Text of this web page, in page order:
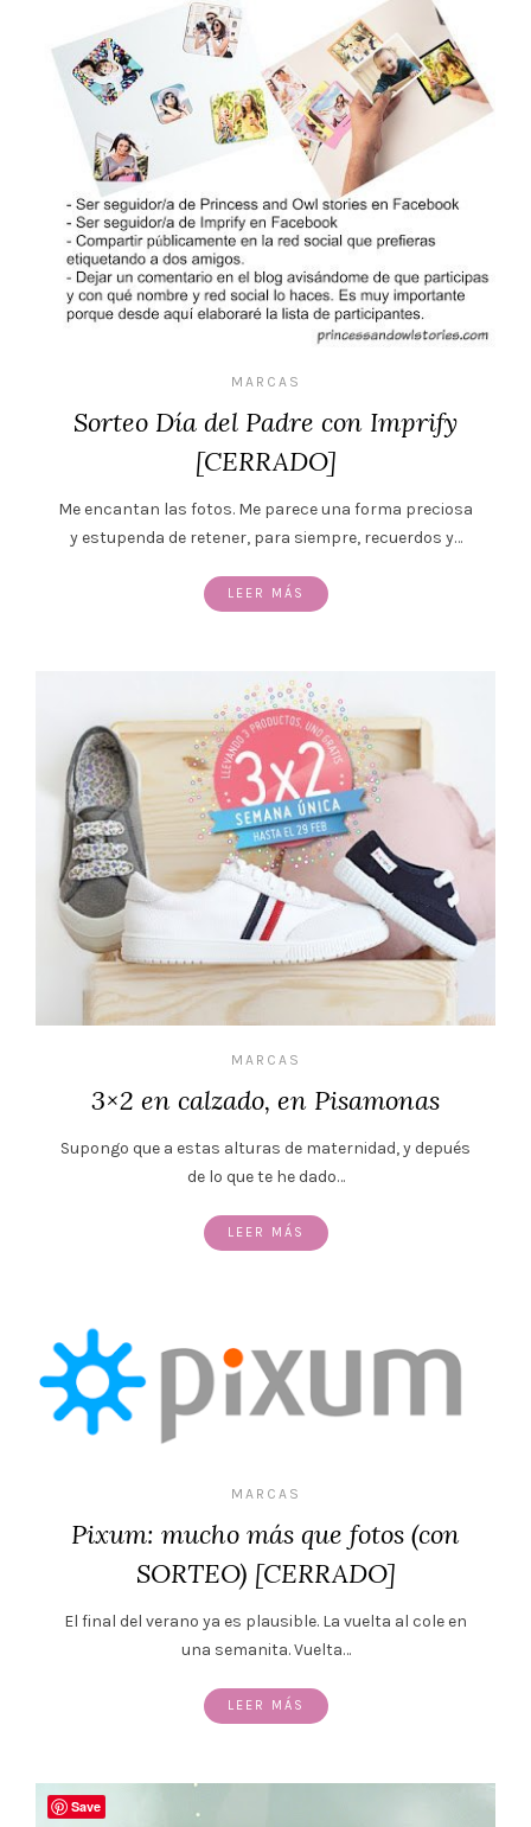
MARCAS
Sorteo Día del Padre con Imprify
[CERRADO]
Me encantan las fotos. Me parece una forma preciosa
y estupenda de retener, para siempre, recuerdos y…
LEER MÁS
MARCAS
3×2 en calzado, en Pisamonas
Supongo que a estas alturas de maternidad, y depués
de lo que te he dado…
LEER MÁS
MARCAS
Pixum: mucho más que fotos (con
SORTEO) [CERRADO]
El final del verano ya es plausible. La vuelta al cole en
una semanita. Vuelta…
LEER MÁS
Save